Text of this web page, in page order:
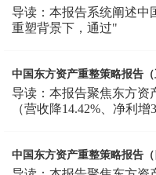
导读：本报告系统阐述中
重塑背景下，通过"
中国东方资产重整策略报告（
导读：本报告聚焦东方资
（营收降14.42%、净利增3
中国东方资产重整策略报告（